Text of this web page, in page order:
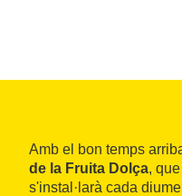
Amb el bon temps
de la Fruita Dolça,
s'instal·larà cada